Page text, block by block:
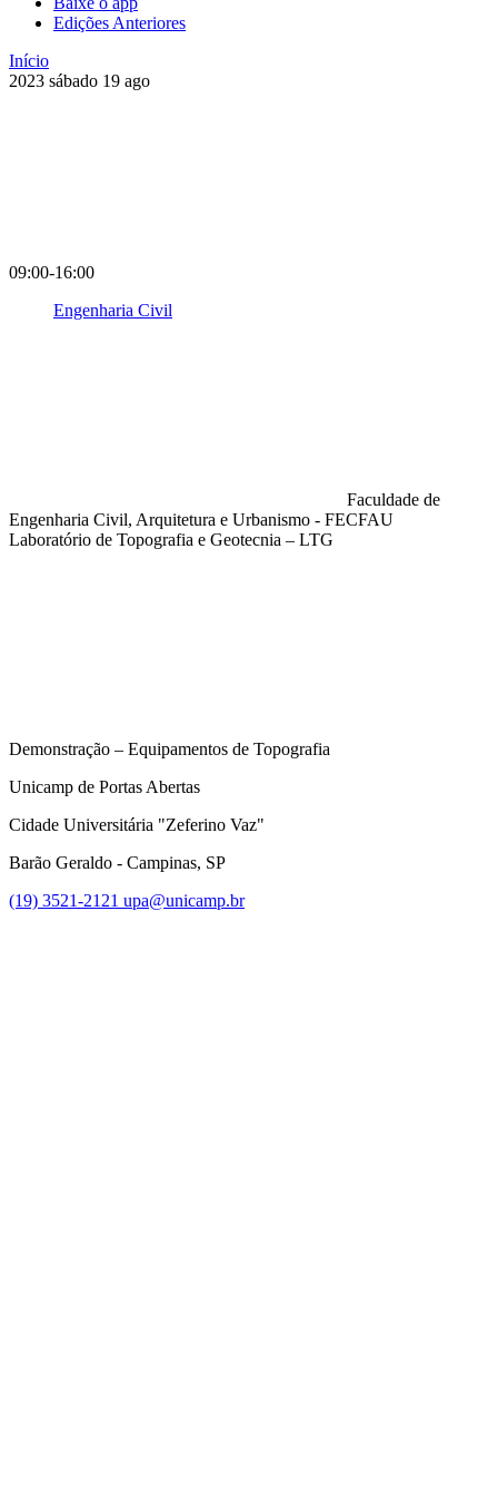
Edições Anteriores
Início
2023 sábado 19 ago
09:00-16:00
Engenharia Civil
Faculdade de
Engenharia Civil, Arquitetura e Urbanismo - FECFAU
Laboratório de Topografia e Geotecnia – LTG
Demonstração – Equipamentos de Topografia
Unicamp de Portas Abertas
Cidade Universitária "Zeferino Vaz"
Barão Geraldo - Campinas, SP
(19) 3521-2121 upa@unicamp.br